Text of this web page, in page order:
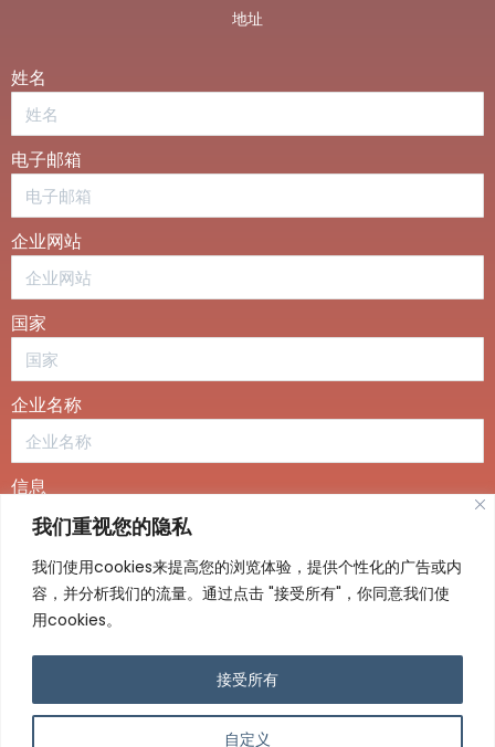
我们重视您的隐私
我们使用cookies来提高您的浏览体验，提供个性化的广告或内
容，并分析我们的流量。通过点击 "接受所有"，你同意我们使
用cookies。
自定义
接受所有
地址
姓名
电子邮箱
企业网站
国家
企业名称
信息
浙ICP备2022031372号-1
浙公网安备 33019202000480